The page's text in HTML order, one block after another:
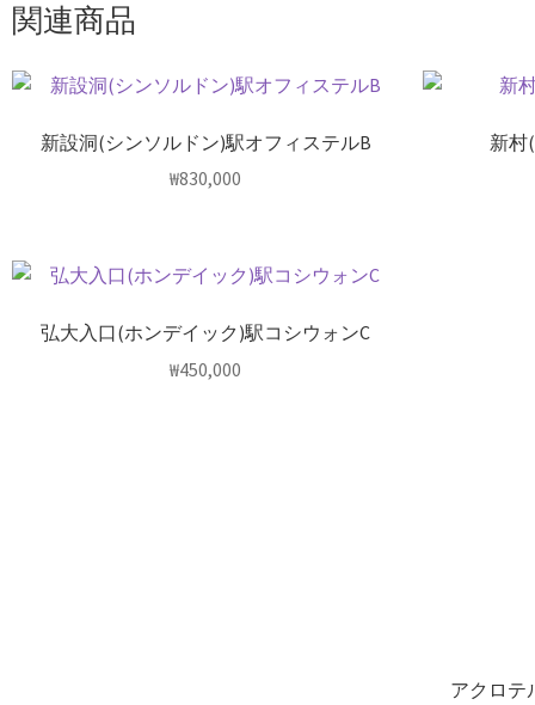
関連商品
新設洞(シンソルドン)駅オフィステルB
₩830,000
新村
弘大入口(ホンデイック)駅コシウォンC
₩450,000
アクロテ